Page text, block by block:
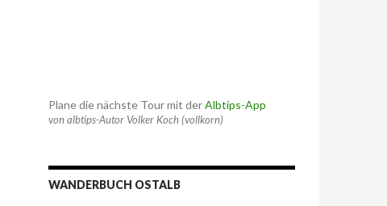
Plane die nächste Tour mit derAlbtips-App
von albtips-Autor Volker Koch (vollkorn)
WANDERBUCH OSTALB